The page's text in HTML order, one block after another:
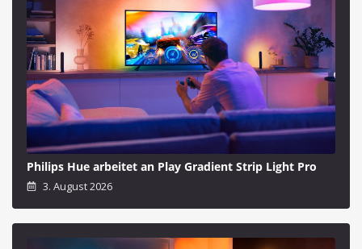
Philips Hue arbeitet an Play Gradient Strip Light Pro
3. August 2026